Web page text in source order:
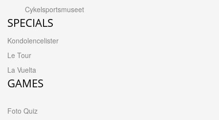
Cykelsportsmuseet
SPECIALS
Kondolencelister
Le Tour
La Vuelta
GAMES
Foto Quiz